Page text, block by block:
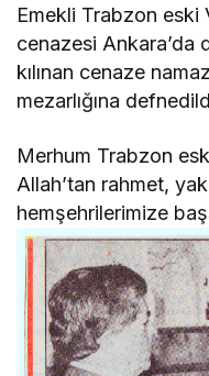
Emekli Trabzon eski
cenazesi Ankara’da
kılınan cenaze
mezarlığına
Merhum Trabzon
Allah’tan rahmet,
hemşehrilerimize